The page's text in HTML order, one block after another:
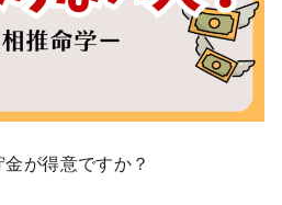
が得意ですか？